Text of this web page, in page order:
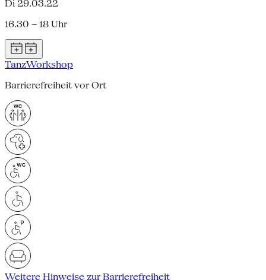
Di 29.03.22
16.30 – 18 Uhr
TanzWorkshop
Barrierefreiheit vor Ort
Weitere Hinweise zur Barrierefreiheit